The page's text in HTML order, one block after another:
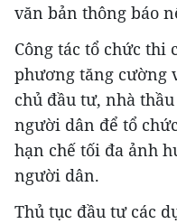
văn bản thông báo
Công tác tổ chức thi
phương tăng cường
chủ đầu tư, nhà
người dân để tổ
hạn chế tối đa ảnh
người dân.
Thủ tục đầu tư các